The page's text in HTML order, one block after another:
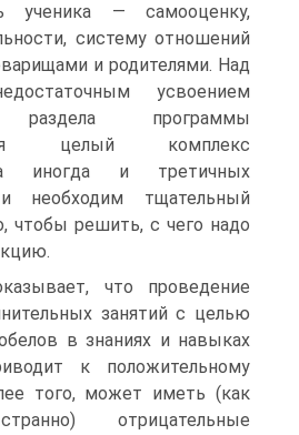
ученика — самооценку,
систему отношений
и родителями. Над
усвоением
раздела программы
целый комплекс
иногда и третичных
и необходим тщательный
чтобы решить, с чего надо
что проведение
занятий с целью
в знаниях и навыках
к положительному
того, может иметь (как
отрицательные